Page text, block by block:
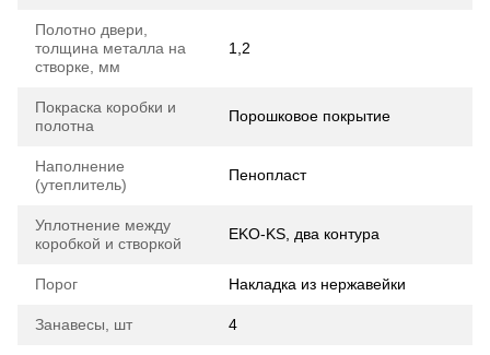
Полотно двери,
толщина металла на
створке, мм
1,2
Покраска коробки и
полотна
Порошковое покрытие
Наполнение
(утеплитель)
Пенопласт
Уплотнение между
коробкой и створкой
EKO-KS, два контура
Порог Накладка из нержавейки
Занавесы, шт 4